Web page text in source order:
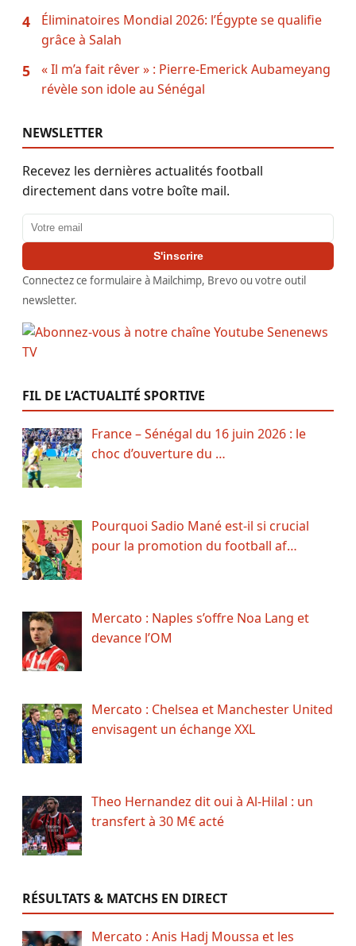
4
Éliminatoires Mondial 2026: l’Égypte se qualifie
grâce à Salah
5
« Il m’a fait rêver » : Pierre-Emerick Aubameyang
révèle son idole au Sénégal
NEWSLETTER
Recevez les dernières actualités football
directement dans votre boîte mail.
Adresse email
S'inscrire
Connectez ce formulaire à Mailchimp, Brevo ou votre outil
newsletter.
FIL DE L’ACTUALITÉ SPORTIVE
France – Sénégal du 16 juin 2026 : le
choc d’ouverture du …
Pourquoi Sadio Mané est-il si crucial
pour la promotion du football af…
Mercato : Naples s’offre Noa Lang et
devance l’OM
Mercato : Chelsea et Manchester United
envisagent un échange XXL
Theo Hernandez dit oui à Al-Hilal : un
transfert à 30 M€ acté
RÉSULTATS & MATCHS EN DIRECT
Mercato : Anis Hadj Moussa et les